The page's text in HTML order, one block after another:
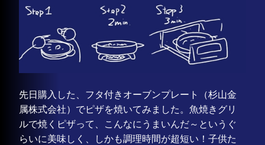
先日購入した、フタ付きオーブンプレート（杉山金
属株式会社）でピザを焼いてみました。魚焼きグリ
ルで焼くピザって、こんなにうまいんだ～というぐ
らいに美味しく、しかも調理時間が超短い！子供た